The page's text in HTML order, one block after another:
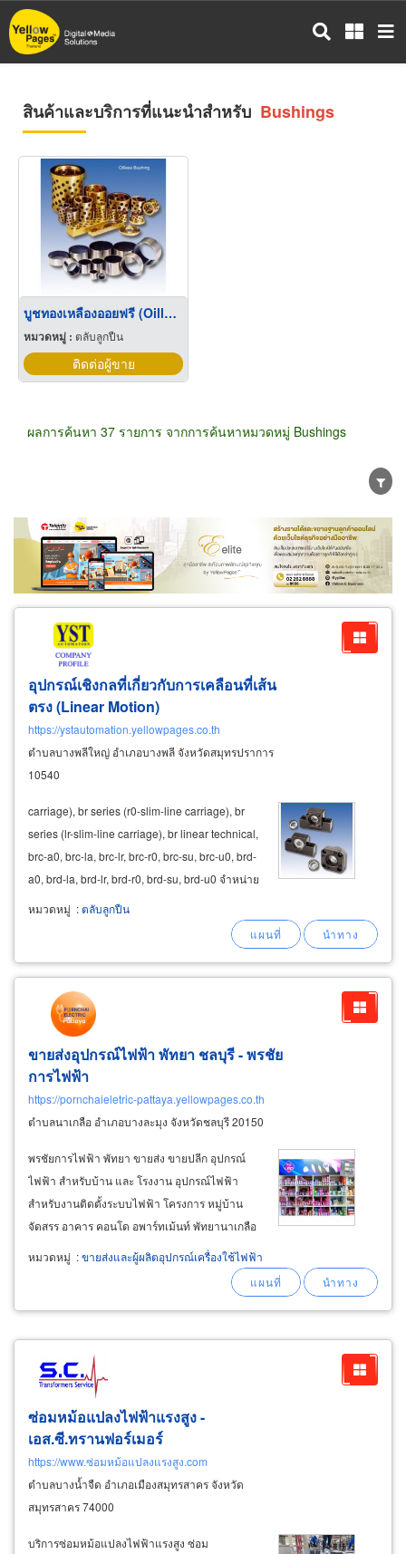
ข้าม
ไป
สินค้าและบริการที่แนะนำสำหรับ Bushings
บูชทองเหลืองออยฟรี (Oilless Bushings)
หมวดหมู่ : ตลับลูกปืน
ติดต่อผู้ขาย
ผลการค้นหา 37 รายการ จากการค้นหาหมวดหมู่ Bushings
ขายส่ง ขายปลีก ผู้ผลิต
ตัวแทนจัดจำหน่าย
ผู้ส่งออก/นำเข้า
ธุรกิจบริการ
อุปกรณ์เชิงกลที่เกี่ยวกับการเคลือนที่เส้น
ตรง (Linear Motion)
https://ystautomation.yellowpages.co.th
ตำบลบางพลีใหญ่ อำเภอบางพลี จังหวัดสมุทรปราการ
10540
carriage), br series (r0-slim-line carriage), br
series (lr-slim-line carriage), br linear technical,
brc-a0, brc-la, brc-lr, brc-r0, brc-su, brc-u0, brd-
a0, brd-la, brd-lr, brd-r0, brd-su, brd-u0 จำหน่าย
miniature linear guide คุณภาพดี มีหลายรุ่น ราคา
หมวดหมู่ :ตลับลูกปืน
ขายส่งอุปกรณ์ไฟฟ้า พัทยา ชลบุรี - พรชัย
การไฟฟ้า
https://pornchaieletric-pattaya.yellowpages.co.th
ตำบลนาเกลือ อำเภอบางละมุง จังหวัดชลบุรี 20150
พรชัยการไฟฟ้า พัทยา ขายส่ง ขายปลีก อุปกรณ์
ไฟฟ้า สำหรับบ้าน และ โรงงาน อุปกรณ์ไฟฟ้า
สำหรับงานติดตั้งระบบไฟฟ้า โครงการ หมู่บ้าน
จัดสรร อาคาร คอนโด อพาร์ทเม้นท์ พัทยานาเกลือ
บางละมุง ชลบุรี สินค้าของร้านเรามีตั้งแต่อุปกรณ์
ไฟฟ้าพื้นฐาน สำหรับงานบ้าน และเครื่องมือช่าง
ผู้รับเหมา งานโครงการต่างๆ ขายส่ง สายไฟฟ้า
หมวดหมู่ :ขายส่งและผู้ผลิตอุปกรณ์เครื่องใช้ไฟฟ้า
ซ่อมหม้อแปลงไฟฟ้าแรงสูง -
เอส.ซี.ทรานฟอร์เมอร์
https://www.ซ่อมหม้อแปลงแรงสูง.com
ตำบลบางน้ำจืด อำเภอเมืองสมุทรสาคร จังหวัด
สมุทรสาคร 74000
บริการซ่อมหม้อแปลงไฟฟ้าแรงสูง ซ่อม